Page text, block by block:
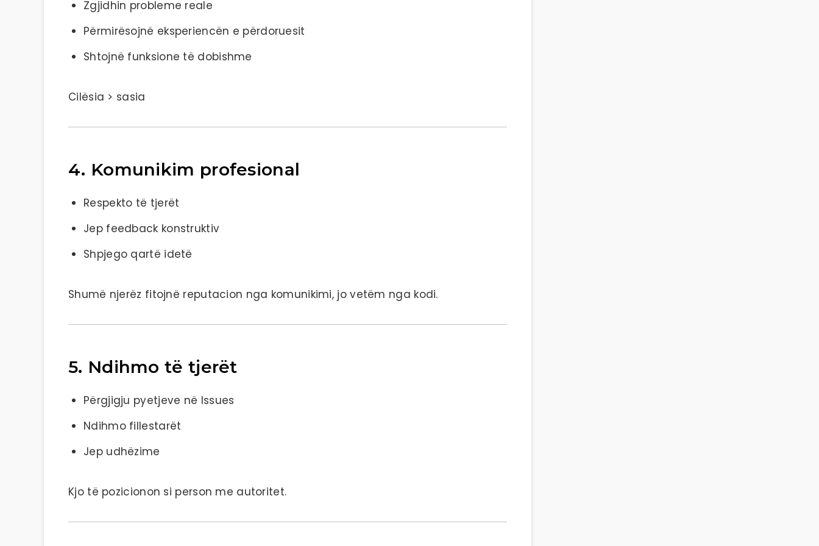
Zgjidhin probleme reale
Përmirësojnë eksperiencën e përdoruesit
Shtojnë funksione të dobishme
Cilësia > sasia
4. Komunikim profesional
Respekto të tjerët
Jep feedback konstruktiv
Shpjego qartë idetë
Shumë njerëz fitojnë reputacion nga komunikimi, jo vetëm nga kodi.
5. Ndihmo të tjerët
Përgjigju pyetjeve në Issues
Ndihmo fillestarët
Jep udhëzime
Kjo të pozicionon si person me autoritet.